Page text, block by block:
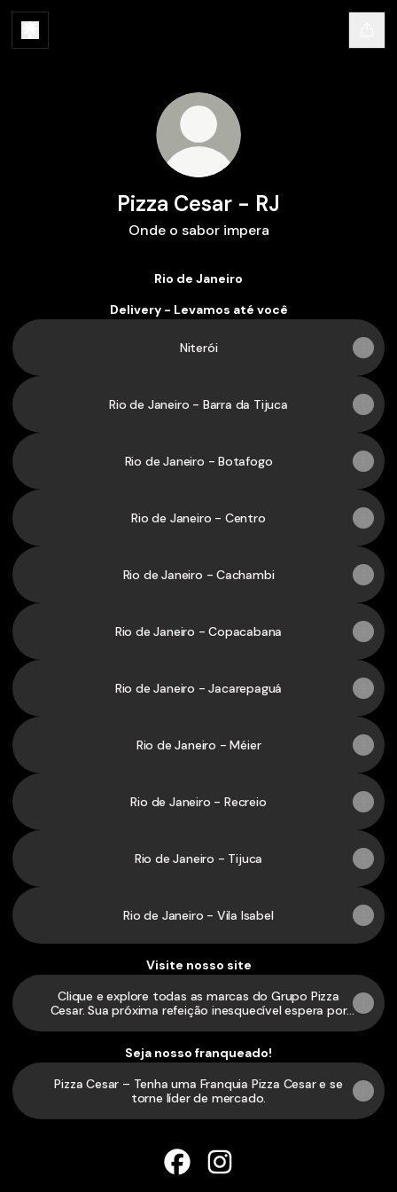
Pizza Cesar - RJ
Onde o sabor impera
Rio de Janeiro
Delivery - Levamos até você
Niterói
Rio de Janeiro - Barra da Tijuca
Rio de Janeiro - Botafogo
Rio de Janeiro - Centro
Rio de Janeiro - Cachambi
Rio de Janeiro - Copacabana
Rio de Janeiro - Jacarepaguá
Rio de Janeiro - Méier
Rio de Janeiro - Recreio
Rio de Janeiro - Tijuca
Rio de Janeiro - Vila Isabel
Visite nosso site
Clique e explore todas as marcas do Grupo Pizza
Cesar. Sua próxima refeição inesquecível espera por
Seja nosso franqueado!
Pizza Cesar – Tenha uma Franquia Pizza Cesar e se
torne líder de mercado.